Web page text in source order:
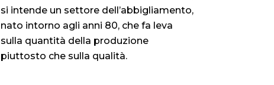
si intende un settore dell’abbigliamento,
nato intorno agli anni 80, che fa leva
sulla quantità della produzione
piuttosto che sulla qualità.